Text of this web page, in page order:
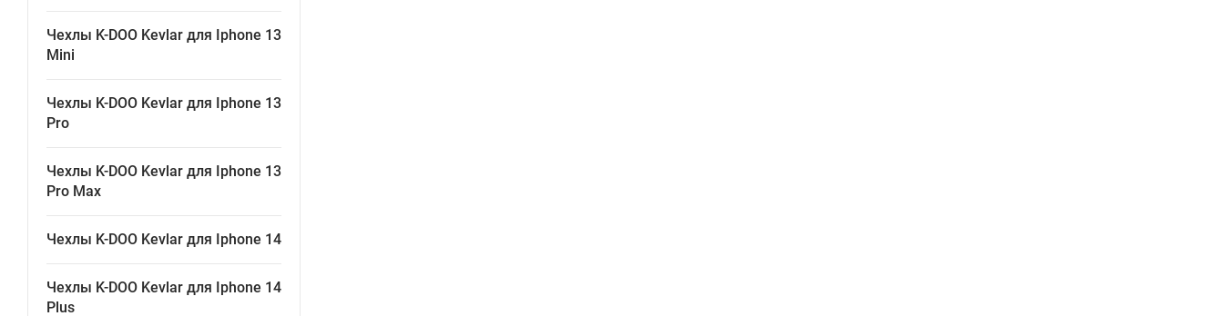
Чехлы K-DOO Kevlar для Iphone 13
Mini
Чехлы K-DOO Kevlar для Iphone 13
Pro
Чехлы K-DOO Kevlar для Iphone 13
Pro Max
Чехлы K-DOO Kevlar для Iphone 14
Чехлы K-DOO Kevlar для Iphone 14
Plus